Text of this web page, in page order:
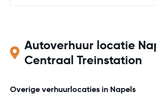
Autoverhuur locatie
Centraal Treinstation
Overige verhuurlocaties in Napels